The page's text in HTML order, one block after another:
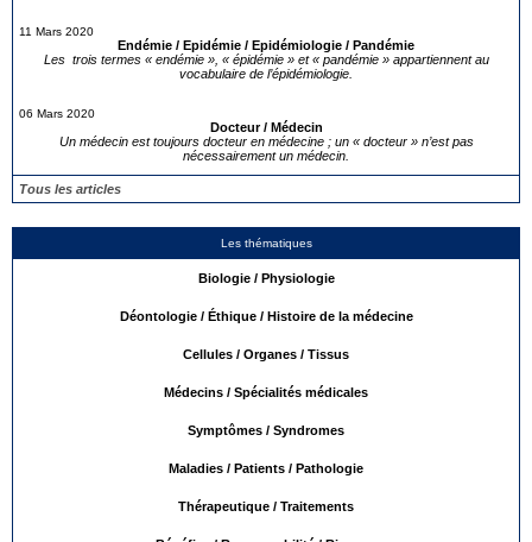
11 Mars 2020
Endémie / Epidémie / Epidémiologie / Pandémie
Les trois termes « endémie », « épidémie » et « pandémie » appartiennent au
vocabulaire de l’épidémiologie.
06 Mars 2020
Docteur / Médecin
Un médecin est toujours docteur en médecine ; un « docteur » n’est pas
nécessairement un médecin.
Tous les articles
Les thématiques
Biologie / Physiologie
Déontologie / Éthique / Histoire de la médecine
Cellules / Organes / Tissus
Médecins / Spécialités médicales
Symptômes / Syndromes
Maladies / Patients / Pathologie
Thérapeutique / Traitements